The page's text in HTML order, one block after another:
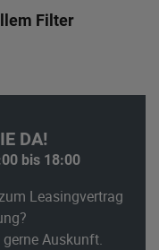
Filter
DA!
bis 18:00
Leasingvertrag
Auskunft.